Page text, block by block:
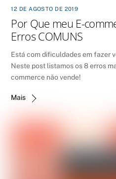
12 DE AGOSTO DE 2019
Por Que meu E-
Erros COMUNS
Está com dificuldades em fazer
Neste post listamos os 8 erros
commerce não vende!
Mais